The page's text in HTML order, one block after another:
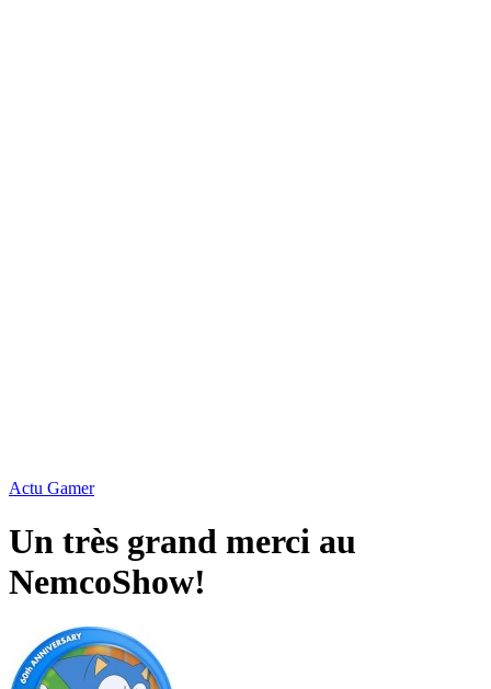
Actu Gamer
Un très grand merci au
NemcoShow!